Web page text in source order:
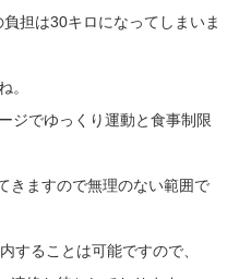
担は30キロになってしまいま
。
ジでゆっくり運動と食事制限
きますので無理のない範囲で
することは可能ですので、